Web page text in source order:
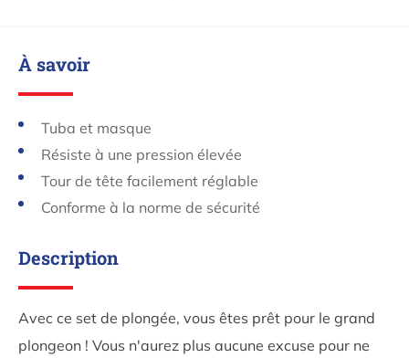
À savoir
Tuba et masque
Résiste à une pression élevée
Tour de tête facilement réglable
Conforme à la norme de sécurité
Description
Avec ce set de plongée, vous êtes prêt pour le grand
plongeon ! Vous n'aurez plus aucune excuse pour ne